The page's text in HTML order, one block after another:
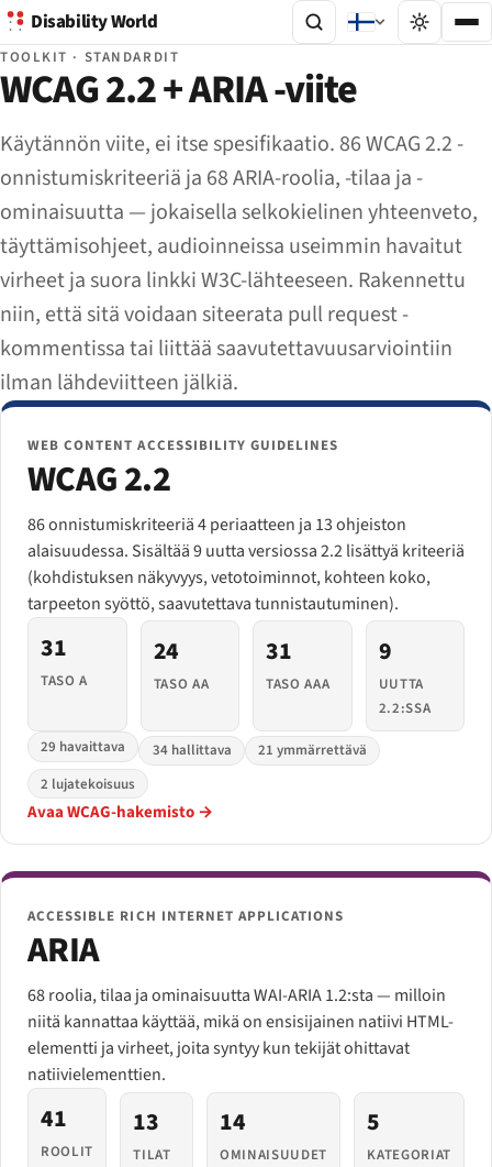
Disability World
TOOLKIT · STANDARDIT
WCAG 2.2 + ARIA -viite
Käytännön viite, ei itse spesifikaatio. 86 WCAG 2.2 -
onnistumiskriteeriä ja 68 ARIA-roolia, -tilaa ja -
ominaisuutta — jokaisella selkokielinen yhteenveto,
täyttämisohjeet, audioinneissa useimmin havaitut
virheet ja suora linkki W3C-lähteeseen. Rakennettu
niin, että sitä voidaan siteerata pull request -
kommentissa tai liittää saavutettavuusarviointiin
ilman lähdeviitteen jälkiä.
WEB CONTENT ACCESSIBILITY GUIDELINES
WCAG 2.2
86 onnistumiskriteeriä 4 periaatteen ja 13 ohjeiston
alaisuudessa. Sisältää 9 uutta versiossa 2.2 lisättyä kriteeriä
(kohdistuksen näkyvyys, vetotoiminnot, kohteen koko,
tarpeeton syöttö, saavutettava tunnistautuminen).
31
TASO A
24
TASO AA
31
TASO AAA
9
UUTTA
2.2:SSA
29 havaittava
34 hallittava
21 ymmärrettävä
2 lujatekoisuus
Avaa WCAG-hakemisto →
ACCESSIBLE RICH INTERNET APPLICATIONS
ARIA
68 roolia, tilaa ja ominaisuutta WAI-ARIA 1.2:sta — milloin
niitä kannattaa käyttää, mikä on ensisijainen natiivi HTML-
elementti ja virheet, joita syntyy kun tekijät ohittavat
natiivielementtien.
41
ROOLIT
13
TILAT
14
OMINAISUUDET
5
KATEGORIAT